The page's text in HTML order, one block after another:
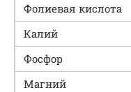
Фолиевая кислота
Калий
Фосфор
Магний